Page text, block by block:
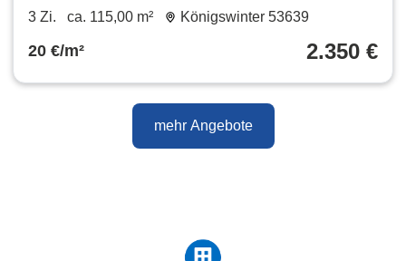
Ohne Eigenkapital möglich.
3 Zi. ca. 115,00 m² Königswinter 53639
20 €/m² 2.350 €
mehr Angebote